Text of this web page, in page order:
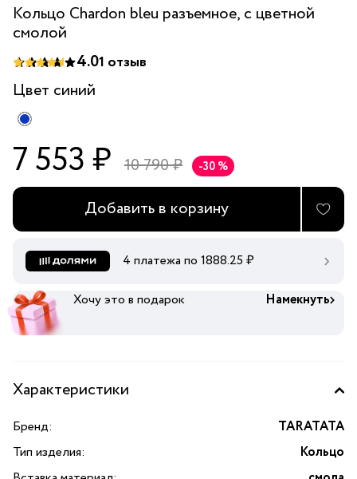
Кольцо Chardon bleu разъемное, с цветной
смолой
4.01 отзыв
Цвет синий
7 553 ₽ 10 790 ₽ -30 %
Добавить в корзину
4 платежа по 1888.25 ₽
Хочу это в подарок Намекнуть
Характеристики
Бренд:
TARATATA
Тип изделия:
Кольцо